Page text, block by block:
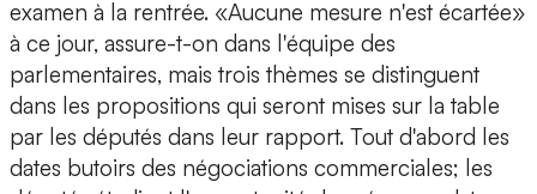
examen à la rentrée. «Aucune mesure n'est écartée»
à ce jour, assure-t-on dans l'équipe des
parlementaires, mais trois thèmes se distinguent
dans les propositions qui seront mises sur la table
par les députés dans leur rapport. Tout d'abord les
dates butoirs des négociations commerciales; les